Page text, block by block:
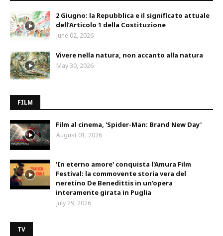
2 Giugno: la Repubblica e il significato attuale
dell’Articolo 1 della Costituzione
June 02, 2026
Vivere nella natura, non accanto alla natura
May 30, 2026
FILM
Film al cinema, 'Spider-Man: Brand New Day'
August 01, 2026
'In eterno amore' conquista l'Amura Film
Festival: la commovente storia vera del
neretino De Benedittis in un'opera
interamente girata in Puglia
July 29, 2026
TV